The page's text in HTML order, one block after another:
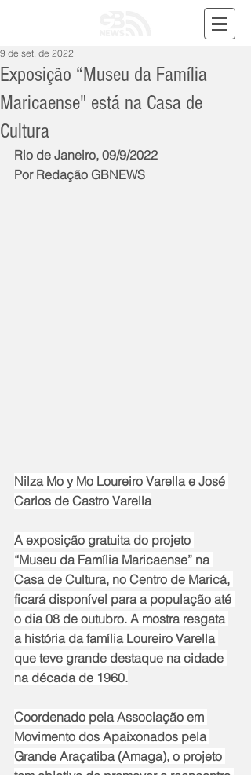
Exposição “Museu da Família
Maricaense" está na Casa de
Cultura
9 de set. de 2022
Rio de Janeiro, 09/9/2022
Por Redação GBNEWS
Nilza Mo y Mo Loureiro Varella e José
Carlos de Castro Varella
A exposição gratuita do projeto
“Museu da Família Maricaense” na
Casa de Cultura, no Centro de Maricá,
ficará disponível para a população até
o dia 08 de outubro. A mostra resgata
a história da família Loureiro Varella
que teve grande destaque na cidade
na década de 1960.
Coordenado pela Associação em
Movimento dos Apaixonados pela
Grande Araçatiba (Amaga), o projeto